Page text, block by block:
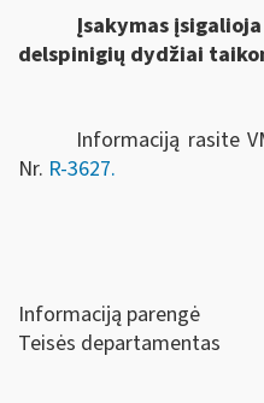
Įsakymas
delspinigių dydžiai
Informaciją rasite
Nr. R-3627.
Informaciją parengė
Teisės departamentas